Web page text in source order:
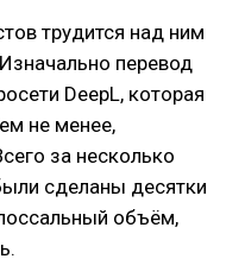
трудится над ним
перевод
DeepL, которая
не менее,
за несколько
сделаны десятки
объём,